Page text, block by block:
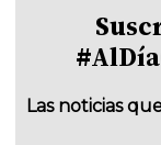
Las noticias